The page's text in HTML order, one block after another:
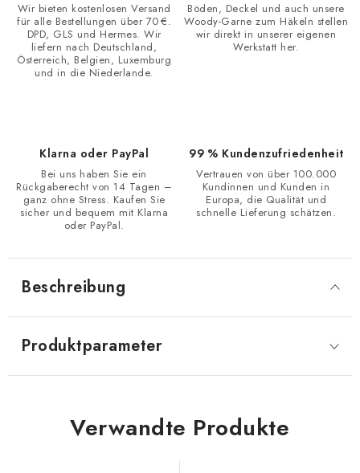
Wir bieten kostenlosen Versand
für alle Bestellungen über 70 €.
DPD, GLS und Hermes. Wir
liefern nach Deutschland,
Österreich, Belgien, Luxemburg
und in die Niederlande.
Böden, Deckel und auch unsere
Woody-Garne zum Häkeln stellen
wir direkt in unserer eigenen
Werkstatt her.
Klarna oder PayPal
Bei uns haben Sie ein
Rückgaberecht von 14 Tagen –
ganz ohne Stress. Kaufen Sie
sicher und bequem mit Klarna
oder PayPal.
99 % Kundenzufriedenheit
Vertrauen von über 100.000
Kundinnen und Kunden in
Europa, die Qualität und
schnelle Lieferung schätzen.
Beschreibung
Produktparameter
Verwandte Produkte